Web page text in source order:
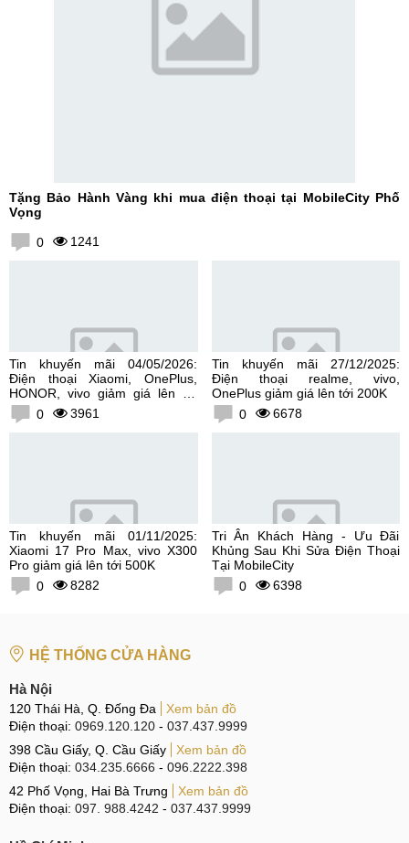
Tặng Bảo Hành Vàng khi mua điện thoại tại MobileCity Phố
Vọng
0 1241
Tin khuyến mãi 04/05/2026:
Điện thoại Xiaomi, OnePlus,
HONOR, vivo giảm giá lên tới
300K0 3961
Tin khuyến mãi 27/12/2025:
Điện thoại realme, vivo,
OnePlus giảm giá lên tới 200K
0
6678
Tin khuyến mãi 01/11/2025:
Xiaomi 17 Pro Max, vivo X300
Pro giảm giá lên tới 500K
0
8282
Tri Ân Khách Hàng - Ưu Đãi
Khủng Sau Khi Sửa Điện Thoại
Tại MobileCity
0
6398
HỆ THỐNG CỬA HÀNG
Hà Nội
120 Thái Hà, Q. Đống Đa
Xem bản đồ
Điện thoại: 0969.120.120 - 037.437.9999
398 Cầu Giấy, Q. Cầu Giấy
Xem bản đồ
Điện thoại: 034.235.6666 - 096.2222.398
42 Phố Vọng, Hai Bà Trưng
Xem bản đồ
Điện thoại: 097. 988.4242 - 037.437.9999